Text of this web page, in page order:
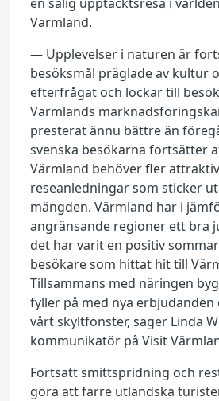
Värmland.
— Upplevelser i naturen är
besöksmål präglade av kultur
efterfrågat och lockar till
Värmlands
presterat ännu bättre än
svenska besökarna fortsätter
Värmland behöver fler
reseanledningar som sticker
mängden. Värmland har i
angränsande regioner ett bra
det har varit en positiv
besökare som hittat hit till
Tillsammans med näringen
fyller på med nya erbjudanden
vårt skyltfönster, säger Linda
kommunikatör på Visit
Fortsatt smittspridning och
göra att färre utländska